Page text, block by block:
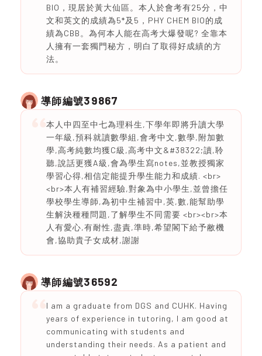
BIO，現居於黃大仙區。本人於會考有25分，中
文和英文的成績為5*及5，PHY CHEM BIO的成
績為CBB。為何本人能在高考大爆發呢? 全靠本
人擁有一套獨門秘方，明白了取得好成績的方
法。
導師編號39867
本人中四至中七為理科生,下學年即將升讀大學
一年級,預科就讀數學組,會考中文,數學,附加數
學,高考純數均獲C級,高考中文&#38322;讀,聆
聽,說話更獲A級,會為學生寫notes,並教授獨家
學習心得,相信定能提升學生能力和成績. <br>
<br>本人有補習經驗,對象為中小學生,並曾擔任
學校學生導師,為初中生補習中,英,數,能幫助學
生解決種種問題,了解學生不同需要 <br><br>本
人有愛心,有耐性,盡責,準時,希望閣下給予敝機
會,協助貴子女成材,謝謝
導師編號36592
I am a graduate from DGS and CUHK. Having
years of experience in tutoring, I am good at
communicating with students and
understanding their needs. As a patient and